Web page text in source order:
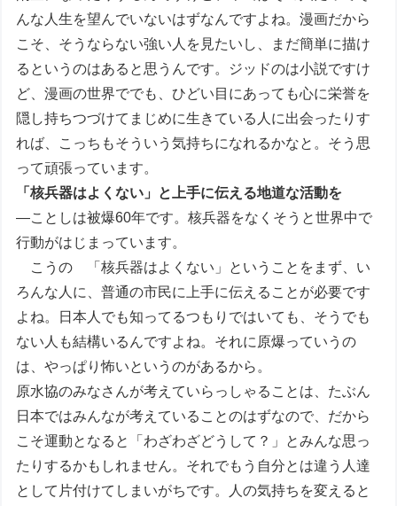
んな人生を望んでいないはずなんですよね。漫画だから
こそ、そうならない強い人を見たいし、まだ簡単に描け
るというのはあると思うんです。ジッドのは小説ですけ
ど、漫画の世界ででも、ひどい目にあっても心に栄誉を
隠し持ちつづけてまじめに生きている人に出会ったりす
れば、こっちもそういう気持ちになれるかなと。そう思
って頑張っています。
「核兵器はよくない」と上手に伝える地道な活動を
―ことしは被爆60年です。核兵器をなくそうと世界中で
行動がはじまっています。
こうの 「核兵器はよくない」ということをまず、い
ろんな人に、普通の市民に上手に伝えることが必要です
よね。日本人でも知ってるつもりではいても、そうでも
ない人も結構いるんですよね。それに原爆っていうの
は、やっぱり怖いというのがあるから。
原水協のみなさんが考えていらっしゃることは、たぶん
日本ではみんなが考えていることのはずなので、だから
こそ運動となると「わざわざどうして？」とみんな思っ
たりするかもしれません。それでもう自分とは違う人達
として片付けてしまいがちです。人の気持ちを変えると